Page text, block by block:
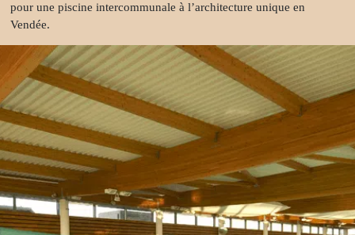
tertiaire
Bâtiment
commercial
Réalisations
L’entreprise
histoire
L’atelier
pour une piscine intercommunale à l’architecture unique en
Vendée.